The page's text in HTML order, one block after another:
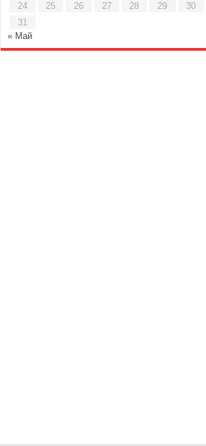
24
25 26 27 28 29
30
31
« Май